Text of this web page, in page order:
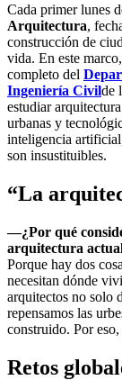
Cada primer lunes
Arquitectura,
construcción de
vida. En este
completo del
Ingeniería Civilde
estudiar
urbanas y
inteligencia
son insustituibles.
“La
—¿Por qué
arquitectura
Porque hay dos
necesitan dónde
arquitectos no solo
repensamos las
construido. Por
Retos